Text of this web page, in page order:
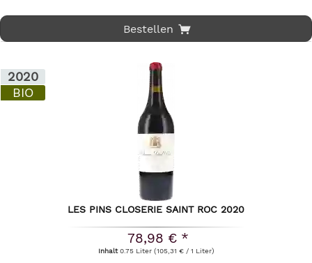
Bestellen
2020
BIO
LES PINS CLOSERIE SAINT ROC 2020
78,98 € *
Inhalt0.75 Liter (105,31 € / 1 Liter)